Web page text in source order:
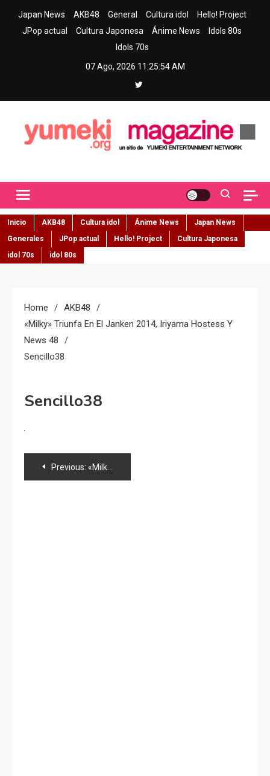
Japan News AKB48 General Cultura idol
Hello! Project
JPop actual
Cultura Japonesa Ánime News
Idols 80s
Idols 70s
07 Ago, 2026 11:25:55 AM
Inicio AKB48 Cultura idol Ánime News
Japan News
Generales
JPop actual Hello! Project
Cultura Japonesa
idol 70s
idol 80s
Home
AKB48
«Milky» Triunfa En El Janken 2014, Iriyama Hostess Y
News 48
Sencillo38
Sencillo38
Navegación
Previous: «Milky» triunfa en el Janken 2014, Iriyama Hostess y news 48